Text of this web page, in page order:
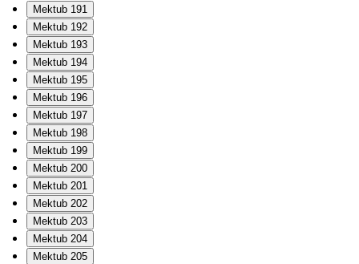
Mektub 191
Mektub 192
Mektub 193
Mektub 194
Mektub 195
Mektub 196
Mektub 197
Mektub 198
Mektub 199
Mektub 200
Mektub 201
Mektub 202
Mektub 203
Mektub 204
Mektub 205